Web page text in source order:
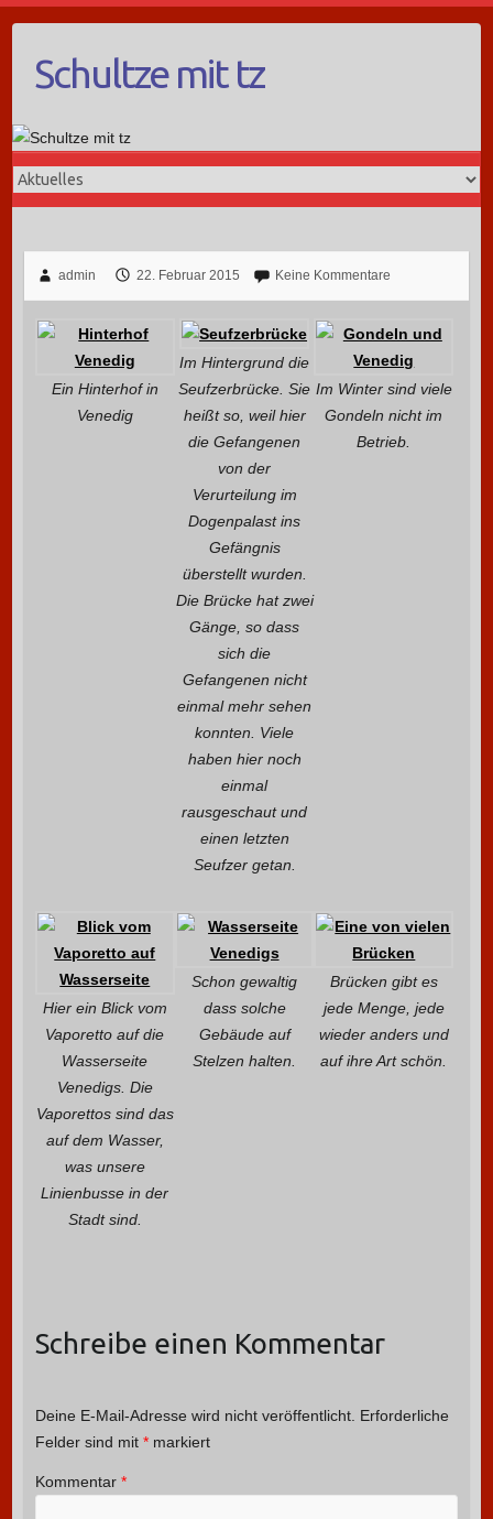
Schultze mit tz
admin 22. Februar 2015 Keine Kommentare
Ein Hinterhof in
Venedig
Im Hintergrund die
Seufzerbrücke. Sie
heißt so, weil hier
die Gefangenen
von der
Verurteilung im
Dogenpalast ins
Gefängnis
überstellt wurden.
Die Brücke hat zwei
Gänge, so dass
sich die
Gefangenen nicht
einmal mehr sehen
konnten. Viele
haben hier noch
einmal
rausgeschaut und
einen letzten
Seufzer getan.
Im Winter sind viele
Gondeln nicht im
Betrieb.
Hier ein Blick vom
Vaporetto auf die
Wasserseite
Venedigs. Die
Vaporettos sind das
auf dem Wasser,
was unsere
Linienbusse in der
Stadt sind.
Schon gewaltig
dass solche
Gebäude auf
Stelzen halten.
Brücken gibt es
jede Menge, jede
wieder anders und
auf ihre Art schön.
Schreibe einen Kommentar
Deine E-Mail-Adresse wird nicht veröffentlicht. Erforderliche
Felder sind mit *markiert
Kommentar *